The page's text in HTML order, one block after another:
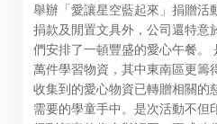
舉辦「愛讓星空藍起來」捐贈活
捐款及閒置文具外，公司還特意
們安排了一頓豐盛的愛心午餐。
萬件學習物資，其中東南區更籌
收集到的愛心物資已轉贈相關的
需要的學童手中。是次活動不但
閣下按「進入」按鈕，即同意
站所提供的全部或任何部份資
等內容而可能引致的任何損失